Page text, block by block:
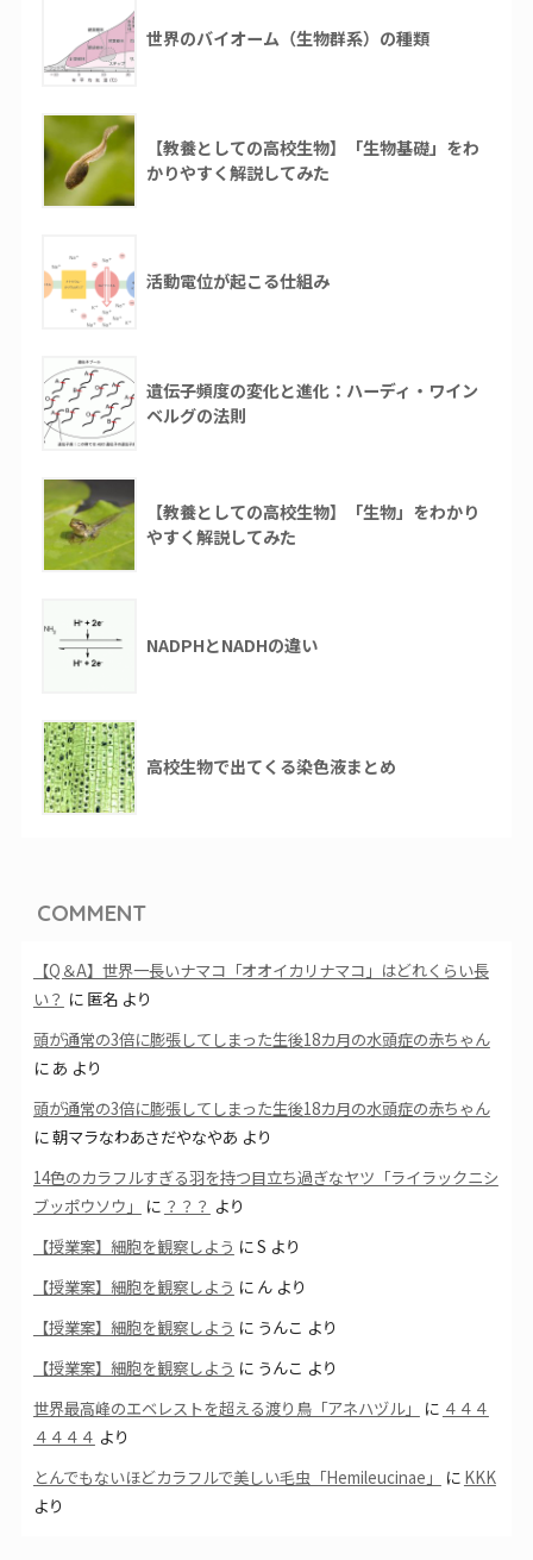
世界のバイオーム（生物群系）の種類
【教養としての高校生物】「生物基礎」をわ
かりやすく解説してみた
活動電位が起こる仕組み
遺伝子頻度の変化と進化：ハーディ・ワイン
ベルグの法則
【教養としての高校生物】「生物」をわかり
やすく解説してみた
NADPHとNADHの違い
高校生物で出てくる染色液まとめ
COMMENT
【Q＆A】世界一長いナマコ「オオイカリナマコ」はどれくらい長
い？ に 匿名より
頭が通常の3倍に膨張してしまった生後18カ月の水頭症の赤ちゃん
に あ より
頭が通常の3倍に膨張してしまった生後18カ月の水頭症の赤ちゃん
に朝マラなわあさだやなやあ より
14色のカラフルすぎる羽を持つ目立ち過ぎなヤツ「ライラックニシ
ブッポウソウ」
に ？？？ より
【授業案】細胞を観察しよう にS より
【授業案】細胞を観察しよう に んより
【授業案】細胞を観察しよう に うんこ より
【授業案】細胞を観察しよう に うんこ より
世界最高峰のエベレストを超える渡り鳥「アネハヅル」
に ４４４
４４４４ より
とんでもないほどカラフルで美しい毛虫「Hemileucinae」
に KKK
より